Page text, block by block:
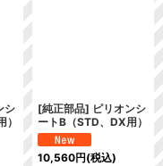
シ
[純正部品] ピリオンシ
ートB（STD、DX用）
10,560円(税込)